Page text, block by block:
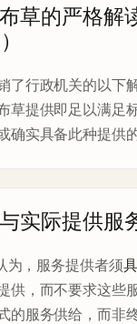
草的严格解
了行政机关的以下
草提供即足以满足
确实具备此种提供
实际提供服
为，服务提供者须
供，而不要求这些
的服务供给，而非